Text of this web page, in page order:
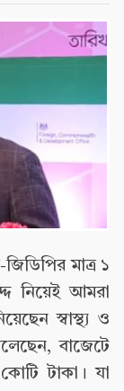
মাত্র ১
নিয়েই আমরা
স্বাস্থ্য ও
বাজেটে
কোটি টাকা। যা